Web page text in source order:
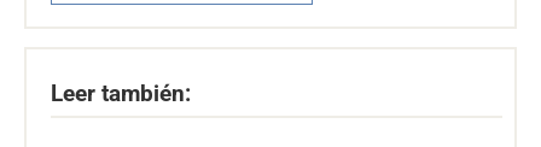
Leer también: